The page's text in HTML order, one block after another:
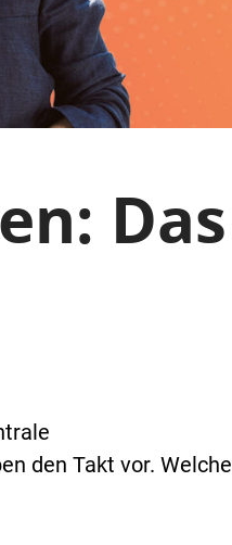
Das
den Takt vor. Welche